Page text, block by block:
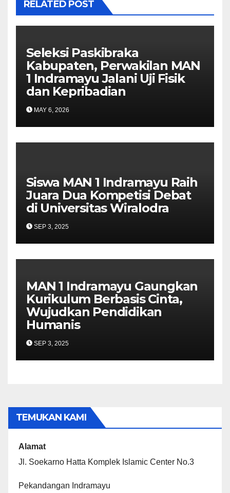
RELATED POST
Seleksi Paskibraka
Kabupaten, Perwakilan MAN
1 Indramayu Jalani Uji Fisik
dan Kepribadian
MAY 6, 2026
Siswa MAN 1 Indramayu Raih
Juara Dua Kompetisi Debat
di Universitas Wiralodra
SEP 3, 2025
MAN 1 Indramayu Gaungkan
Kurikulum Berbasis Cinta,
Wujudkan Pendidikan
Humanis
SEP 3, 2025
TEMUKAN KAMI
Alamat
Jl. Soekarno Hatta Komplek Islamic Center No.3
Pekandangan Indramayu